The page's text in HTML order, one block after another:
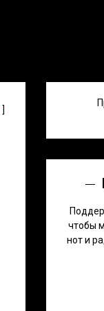
]
чтобы
нот и